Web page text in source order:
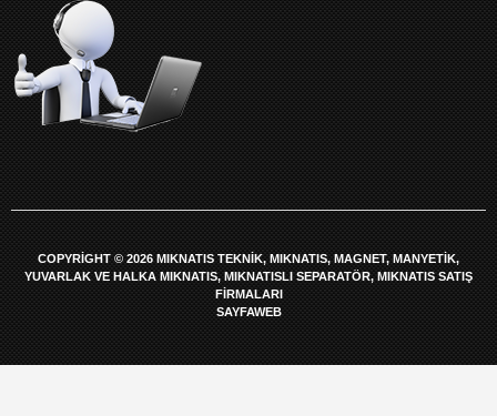
COPYRIGHT © 2026 MIKNATIS TEKNIK, MIKNATIS, MAGNET, MANYETIK,
YUVARLAK VE HALKA MIKNATIS, MIKNATISLI SEPARATÖR, MIKNATIS SATIŞ
FIRMALARI
SAYFAWEB